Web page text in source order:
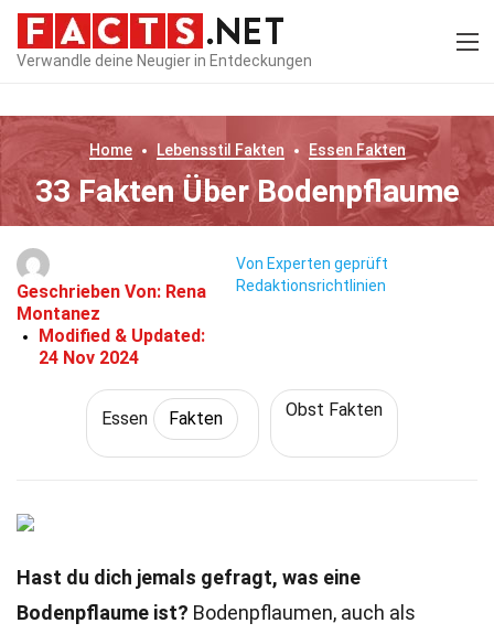
Verwandle deine Neugier in Entdeckungen
Home Lebensstil Fakten Essen Fakten
33 Fakten Über Bodenpflaume
Geschrieben Von: Rena
Montanez
Modified & Updated:
24 Nov 2024
Von Experten geprüft
Redaktionsrichtlinien
Essen Fakten Obst Fakten
Hast du dich jemals gefragt, was eine
Bodenpflaume ist? Bodenpflaumen, auch als